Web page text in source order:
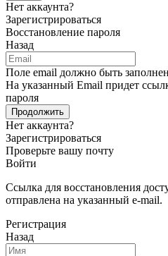
Нет аккаунта?
Зарегистрироваться
Восстановление пароля
Назад
Поле email должно быть
На указанный Email придет
пароля
Продолжить
Нет аккаунта?
Зарегистрироваться
Проверьте вашу почту
Войти
Ссылка для восстановления
отправлена на указанный e-mail.
Регистрация
Назад